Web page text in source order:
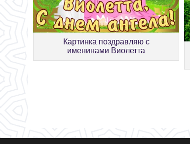
Картинка поздравляю с
именинами Виолетта